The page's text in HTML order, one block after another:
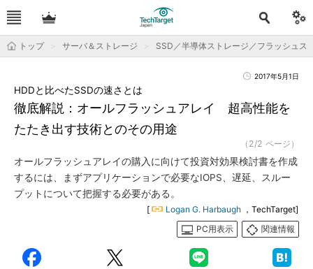
トップ サーバ＆ストレージ SSD／半導体ストレージ／フラッシュス
2017年5月1日
徹底解説：オールフラッシュアレイ 超高性能を
たたき出す技術とのその用途
HDDと比べたSSDの速さとは
（2/2 ページ）
オールフラッシュアレイの購入に向けて投資対効果検討書を作成
するには、まずアプリケーションで必要なIOPS、遅延、スルー
プットについて把握する必要がある。
[ Logan G. Harbaugh ，TechTarget]
PC用表示
関連情報